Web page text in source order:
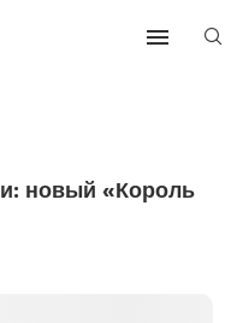
новый «Король